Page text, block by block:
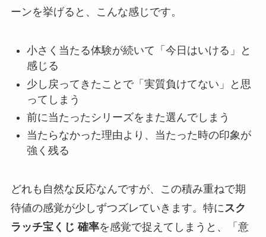
ーンを挙げると、こんな感じです。
小さく当たる体験が続いて「今日はいける」と
感じる
少し戻ってきたことで「実質負けてない」と思
ってしまう
前に当たったシリーズをまた選んでしまう
当たらなかった理由より、当たった時の印象が
強く残る
どれも自然な反応なんですが、この積み重ねで期
待値の感覚が少しずつズレていきます。特にスク
ラッチ宝くじ 確率を感覚で捉えてしまうと、「意